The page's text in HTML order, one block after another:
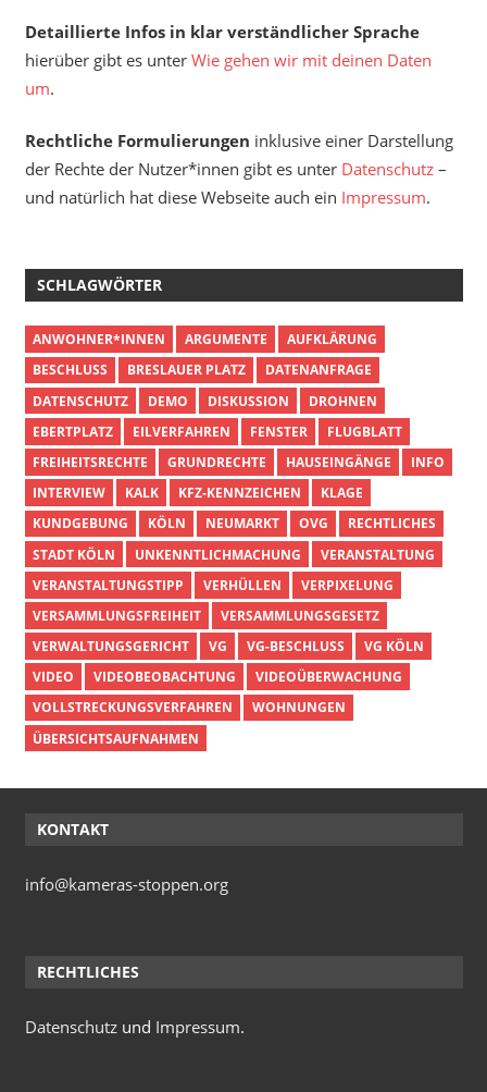
Detaillierte Infos in klar verständlicher Sprache
hierüber gibt es unter Wie gehen wir mit deinen Daten
um.
Rechtliche Formulierungen inklusive einer Darstellung
der Rechte der Nutzer*innen gibt es unter Datenschutz–
und natürlich hat diese Webseite auch ein Impressum.
SCHLAGWÖRTER
ANWOHNER*INNEN ARGUMENTE
AUFKLÄRUNG
BESCHLUSS
BRESLAUER PLATZ
DATENANFRAGE
DATENSCHUTZ
DEMO DISKUSSION
DROHNEN
EBERTPLATZ
EILVERFAHREN FENSTER
FLUGBLATT
FREIHEITSRECHTE
GRUNDRECHTE HAUSEINGÄNGE
INFO
INTERVIEW
KALK KFZ-KENNZEICHEN
KLAGE
KUNDGEBUNG
KÖLN NEUMARKT OVG
RECHTLICHES
STADT KÖLN
UNKENNTLICHMACHUNG
VERANSTALTUNG
VERANSTALTUNGSTIPP
VERHÜLLEN
VERPIXELUNG
VERSAMMLUNGSFREIHEIT
VERSAMMLUNGSGESETZ
VERWALTUNGSGERICHT
VG VG-BESCHLUSS
VG KÖLN
VIDEO
VIDEOBEOBACHTUNG
VIDEOÜBERWACHUNG
VOLLSTRECKUNGSVERFAHREN
WOHNUNGEN
ÜBERSICHTSAUFNAHMEN
KONTAKT
info@kameras-stoppen.org
RECHTLICHES
Datenschutzund Impressum.